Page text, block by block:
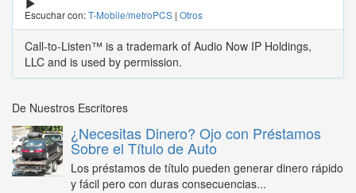
Escuchar con:T-Mobile/metroPCS | Otros
Call-to-Listen™ is a trademark of Audio Now IP Holdings,
LLC and is used by permission.
De Nuestros Escritores
¿Necesitas Dinero? Ojo con Préstamos
Sobre el Título de Auto
Los préstamos de título pueden generar dinero rápido
y fácil pero con duras consecuencias...